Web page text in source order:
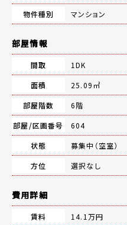
物件種別
マンション
部屋情報
間取
1DK
面積
25.09㎡
部屋階数
6階
部屋/区画番号
604
状態
募集中（空室）
方位
選択なし
費用詳細
賃料
14.1万円